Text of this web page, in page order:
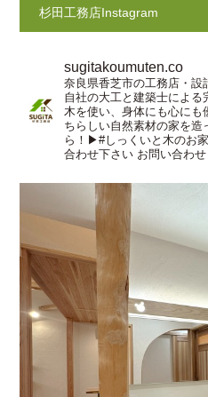
杉田工務店Instagram
sugitakoumuten.co
奈良県香芝市の工務店・
自社の大工と建築士によ
木を使い、身体にも心にも
ちらしい自然素材の家を造
ら！▶︎#しっくいと木のお家
合わせ下さい お問い合わ